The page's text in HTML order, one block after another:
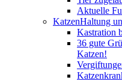
Aktuelle
KatzenHaltung
Kastration
36 gute
Katzen!